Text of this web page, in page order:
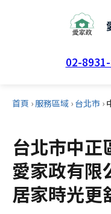
02-
首頁 › 服務區域 › 台北市 ›
台北市中正
愛家政有限
居家時光更